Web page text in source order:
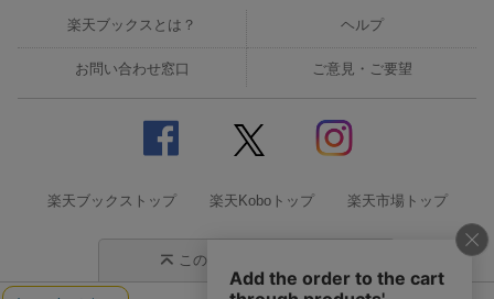
楽天ブックスとは？ ヘルプ
お問い合わせ窓口 ご意見・ご要望
楽天ブックストップ 楽天Koboトップ 楽天市場トップ
このページの先頭に戻る